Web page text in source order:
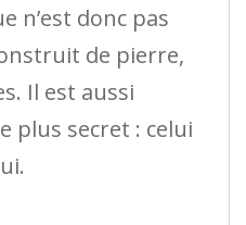
n’est donc pas
de pierre,
Il est aussi
plus secret : celui